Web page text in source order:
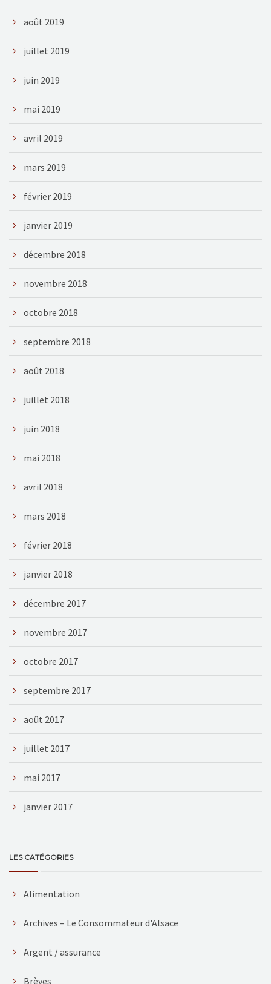
août 2019
juillet 2019
juin 2019
mai 2019
avril 2019
mars 2019
février 2019
janvier 2019
décembre 2018
novembre 2018
octobre 2018
septembre 2018
août 2018
juillet 2018
juin 2018
mai 2018
avril 2018
mars 2018
février 2018
janvier 2018
décembre 2017
novembre 2017
octobre 2017
septembre 2017
août 2017
juillet 2017
mai 2017
janvier 2017
LES CATÉGORIES
Alimentation
Archives – Le Consommateur d'Alsace
Argent / assurance
Brèves